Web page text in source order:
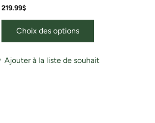
219.99$
Choix des options
Ajouter à la liste de souhait